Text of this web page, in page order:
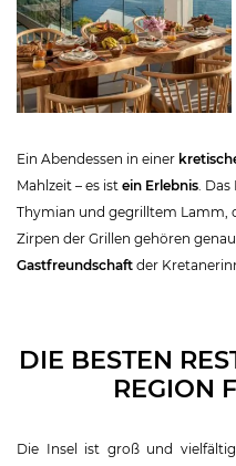
Ein Abendessen in einer
Mahlzeit – es ist ein Erlebnis. Das
Thymian und gegrilltem Lamm,
Zirpen der Grillen gehören
Gastfreundschaft der
DIE BESTEN
REGION
Die Insel ist groß und